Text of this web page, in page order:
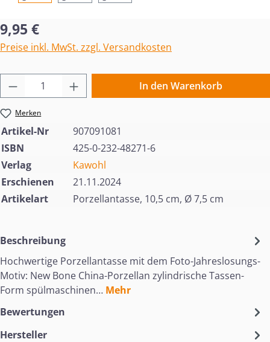
Regulärer Preis:
9,95 €
Preise inkl. MwSt. zzgl. Versandkosten
Produkt Anzahl: Gib den gewünschten
In den Warenkorb
Merken
Artikel-Nr
907091081
ISBN
425-0-232-48271-6
Verlag
Kawohl
Erschienen
21.11.2024
Artikelart
Porzellantasse, 10,5 cm, Ø 7,5 cm
Beschreibung
Hochwertige Porzellantasse mit dem Foto-Jahreslosungs-
Motiv: New Bone China-Porzellan zylindrische Tassen-
Form spülmaschinen… Mehr
Bewertungen
Hersteller